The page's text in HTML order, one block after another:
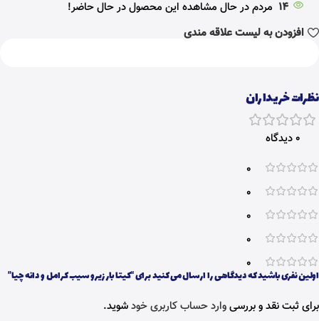
14 مردم در حال مشاهده این محصول در حال حاضر!
افزودن به لیست علاقه مندی
نظرات خریداران
0 دیدگاه
0
0
0
0
0
اولین نفری باشید که دیدگاهی را ارسال می کنید برای “کیتا بار زیرو سیب کرامل و دانه چیا”
برای ثبت نقد و بررسیوارد حساب کاربری خودشوید.